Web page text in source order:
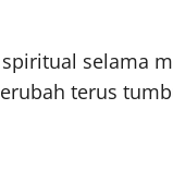
selama
terus